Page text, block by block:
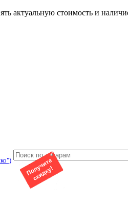
актуальную стоимость и